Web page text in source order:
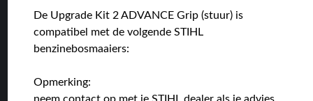
De Upgrade Kit 2 ADVANCE Grip (stuur) is
compatibel met de volgende STIHL
benzinebosmaaiers:
Opmerking:
neem contact op met je STIHL dealer als je advies